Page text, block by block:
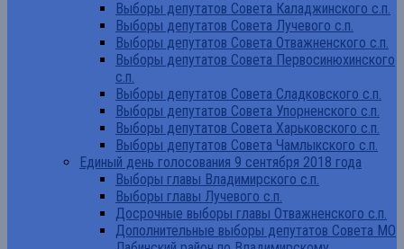
Выборы депутатов Совета Каладжинского с.п.
Выборы депутатов Совета Лучевого с.п.
Выборы депутатов Совета Отважненского с.п.
Выборы депутатов Совета Первосинюхинского
с.п.
Выборы депутатов Совета Сладковского с.п.
Выборы депутатов Совета Упорненского с.п.
Выборы депутатов Совета Харьковского с.п.
Выборы депутатов Совета Чамлыкского с.п.
Единый день голосования 9 сентября 2018 года
Выборы главы Владимирского с.п.
Выборы главы Лучевого с.п.
Досрочные выборы главы Отважненского с.п.
Дополнительные выборы депутатов Совета МО